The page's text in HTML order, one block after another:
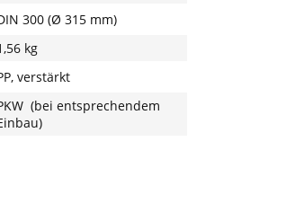
300 (Ø 315 mm)
kg
verstärkt
(bei entsprechendem